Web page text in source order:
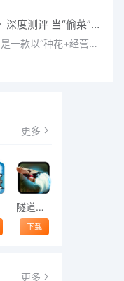
《我的花园世界》深度测评 当“偷菜”遇上“奢侈品”
《我的花园世界》是一款以“种花+经营+社交”为核心的模拟经营类手游。游戏将玩家置于一个古风花园环境中，扮
更多
隧道逃脱
下载
更多